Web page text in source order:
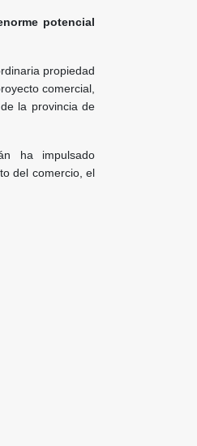
potencial
propiedad
comercial,
la provincia de
ha impulsado
del comercio, el